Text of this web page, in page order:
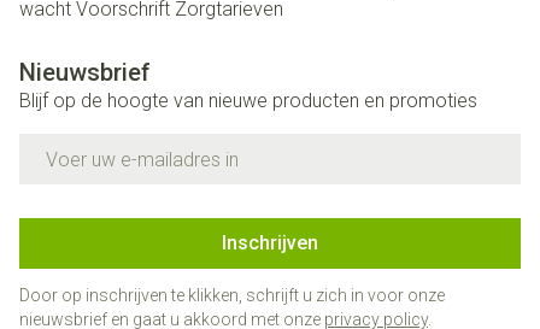
wacht Voorschrift Zorgtarieven
Nieuwsbrief
Blijf op de hoogte van nieuwe producten en promoties
Inschrijven
Door op inschrijven te klikken, schrijft u zich in voor onze
nieuwsbrief en gaat u akkoord met onze privacy policy.